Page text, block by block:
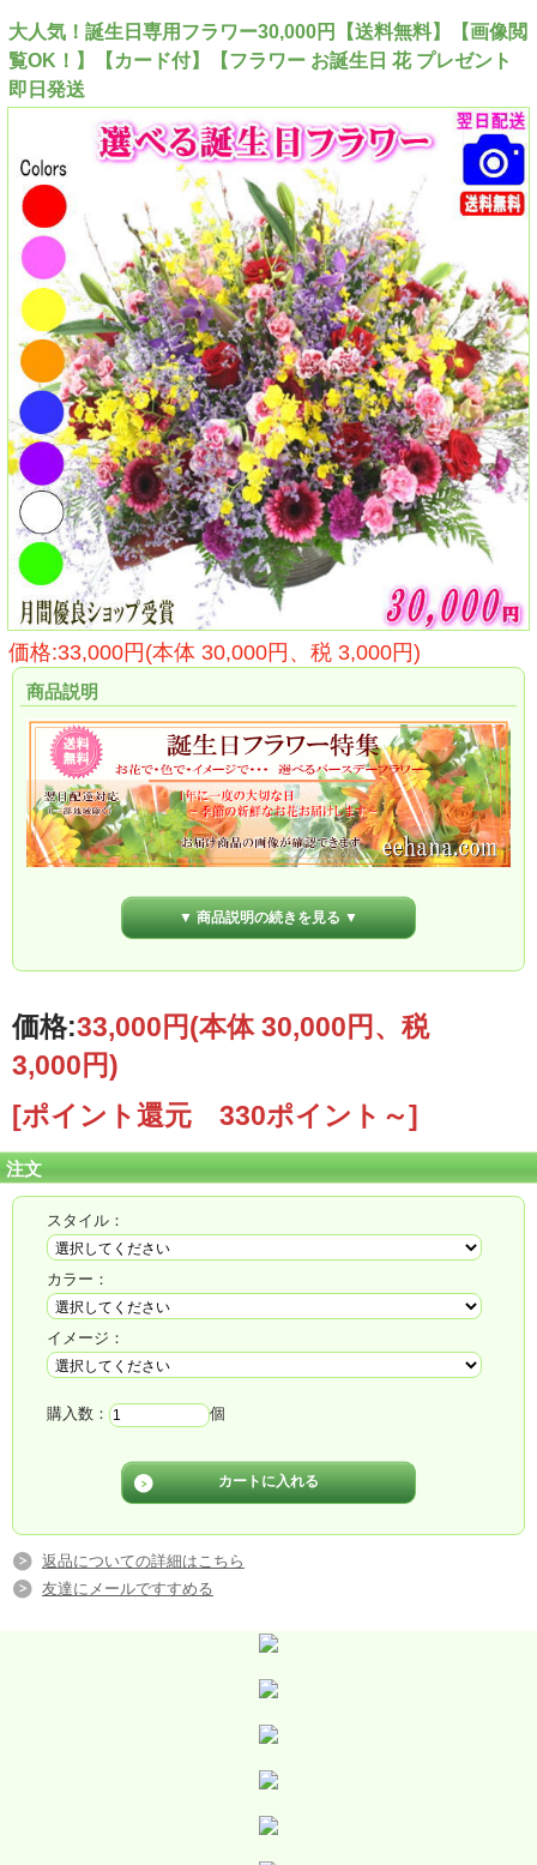
大人気！誕生日専用フラワー30,000円【送料無料】【画像閲
覧OK！】【カード付】【フラワー お誕生日 花 プレゼント
即日発送
価格:33,000円(本体 30,000円、税 3,000円)
商品説明
季節の新鮮なお花を誕生日に真心込めて贈ります
色合いやスタイルを決めて贈ることも出来ます
またデザイナーにすべておまかせで贈ることも可
15時までのご注文で翌日配達可能
（除く北海道・青森・沖縄・鹿児島・宮崎・一部
離島）
お届けしたお花の画像は後ほどホームページから
▼ 商品説明の続きを見る ▼
価格:33,000円(本体 30,000円、税
3,000円)
[ポイント還元 330ポイント～]
注文
スタイル：
カラー：
イメージ：
購入数： 個
返品についての詳細はこちら
友達にメールですすめる